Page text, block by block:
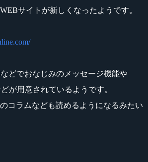
サイトが新しくなったようです。
などでおなじみのメッセージ機能や
が用意されているようです。
コラムなども読めるようになるみたい